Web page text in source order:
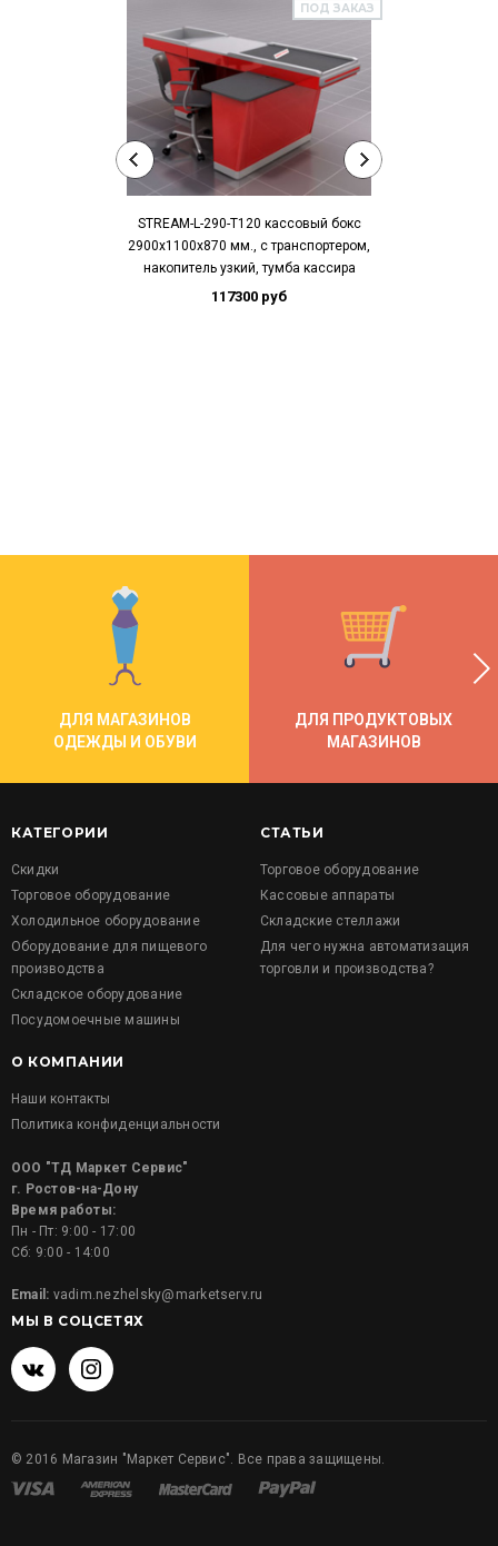
ПОД ЗАКАЗ
STREAM-L-290-Т120 кассовый бокс
2900х1100х870 мм., с транспортером,
накопитель узкий, тумба кассира
117300 руб
ДЛЯ МАГАЗИНОВ
ОДЕЖДЫ И ОБУВИ
ДЛЯ ПРОДУКТОВЫХ
МАГАЗИНОВ
КАТЕГОРИИ
Скидки
Торговое оборудование
Холодильное оборудование
Оборудование для пищевого
производства
Складское оборудование
Посудомоечные машины
СТАТЬИ
Торговое оборудование
Кассовые аппараты
Складские стеллажи
Для чего нужна автоматизация
торговли и производства?
О КОМПАНИИ
Наши контакты
Политика конфиденциальности
ООО "ТД Маркет Сервис"
г. Ростов-на-Дону
Время работы:
Пн - Пт: 9:00 - 17:00
Сб: 9:00 - 14:00
Email: vadim.nezhelsky@marketserv.ru
МЫ В СОЦСЕТЯХ
© 2016 Магазин "Маркет Сервис". Все права защищены.